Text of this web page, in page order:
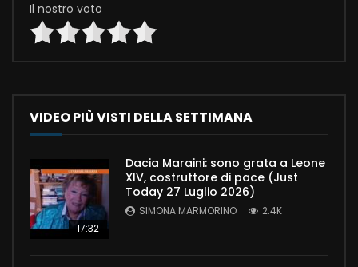
Il nostro voto
VIDEO PIÙ VISTI DELLA SETTIMANA
17:32
Dacia Maraini: sono grata a Leone
XIV, costruttore di pace (Just
Today 27 Luglio 2026)
SIMONA MARMORINO 2.4K